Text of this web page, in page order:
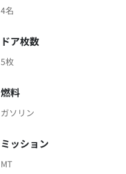
4名
ドア枚数
5枚
燃料
ガソリン
ミッション
MT